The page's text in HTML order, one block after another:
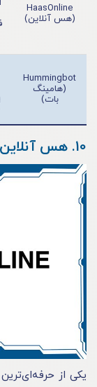
HaasOnline
(هس آنلاین)
Hummingbot
(هامینگ
بات)
10. هس آنلاین (HaasOnline)
یکی از